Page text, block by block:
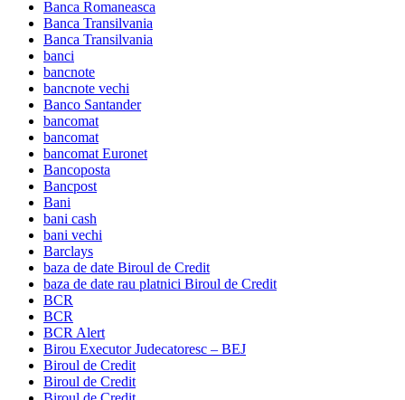
Banca Romaneasca
Banca Transilvania
Banca Transilvania
banci
bancnote
bancnote vechi
Banco Santander
bancomat
bancomat
bancomat Euronet
Bancoposta
Bancpost
Bani
bani cash
bani vechi
Barclays
baza de date Biroul de Credit
baza de date rau platnici Biroul de Credit
BCR
BCR
BCR Alert
Birou Executor Judecatoresc – BEJ
Biroul de Credit
Biroul de Credit